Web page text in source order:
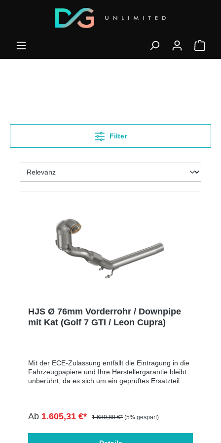
Filter
HJS Ø 76mm Vorderrohr / Downpipe
mit Kat (Golf 7 GTI / Leon Cupra)
Mit der ECE-Zulassung entfällt die Eintragung in die
Fahrzeugpapiere und Ihre Herstellergarantie bleibt
unberührt, da es sich um ein geprüftes Ersatzteil
Fahrzeuge aufgelistet. Der Motorcode ist
Entlastung des Krümmers & Ladersoptimale Abfuhr
Ab 1.605,31 €* 1.689,80 €* (5% gespart)